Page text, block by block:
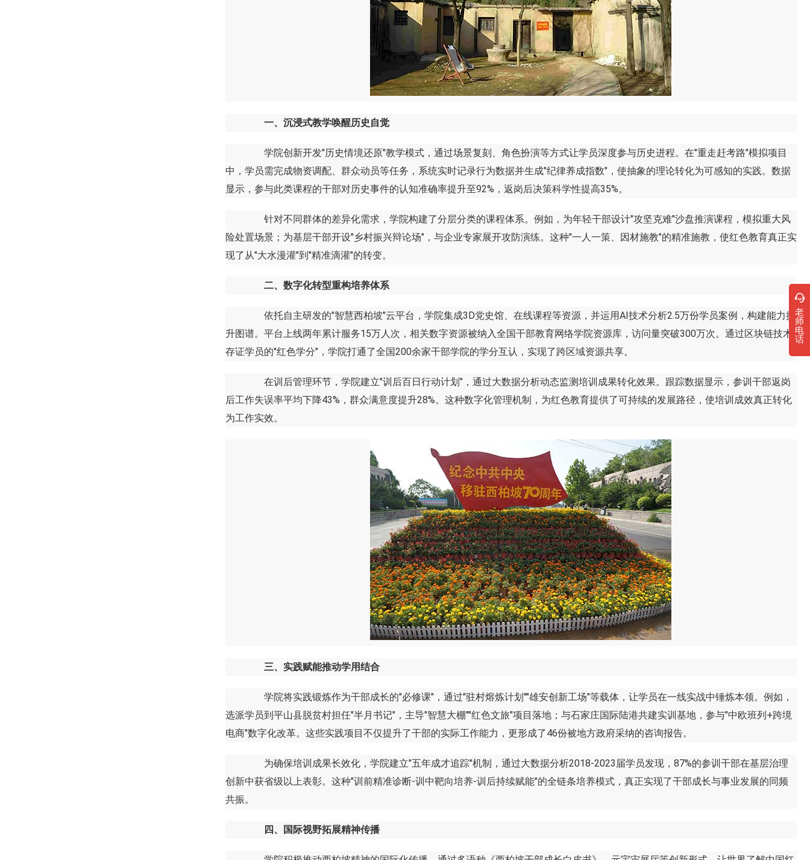
一、沉浸式教学唤醒历史自觉
学院创新开发"历史情境还原"教学模式，通过场景复刻、角色扮演等方式让学员深度参与历史进程。在"重走赶考路"模拟项目
中，学员需完成物资调配、群众动员等任务，系统实时记录行为数据并生成"纪律养成指数"，使抽象的理论转化为可感知的实践。数据
显示，参与此类课程的干部对历史事件的认知准确率提升至92%，返岗后决策科学性提高35%。
针对不同群体的差异化需求，学院构建了分层分类的课程体系。例如，为年轻干部设计"攻坚克难"沙盘推演课程，模拟重大风
险处置场景；为基层干部开设"乡村振兴辩论场"，与企业专家展开攻防演练。这种"一人一策、因材施教"的精准施教，使红色教育真正实
现了从"大水漫灌"到"精准滴灌"的转变。
二、数字化转型重构培养体系
依托自主研发的"智慧西柏坡"云平台，学院集成3D党史馆、在线课程等资源，并运用AI技术分析2.5万份学员案例，构建能力提
升图谱。平台上线两年累计服务15万人次，相关数字资源被纳入全国干部教育网络学院资源库，访问量突破300万次。通过区块链技术
存证学员的"红色学分"，学院打通了全国200余家干部学院的学分互认，实现了跨区域资源共享。
在训后管理环节，学院建立"训后百日行动计划"，通过大数据分析动态监测培训成果转化效果。跟踪数据显示，参训干部返岗
后工作失误率平均下降43%，群众满意度提升28%。这种数字化管理机制，为红色教育提供了可持续的发展路径，使培训成效真正转化
为工作实效。
三、实践赋能推动学用结合
学院将实践锻炼作为干部成长的"必修课"，通过"驻村熔炼计划""雄安创新工场"等载体，让学员在一线实战中锤炼本领。例如，
选派学员到平山县脱贫村担任"半月书记"，主导"智慧大棚""红色文旅"项目落地；与石家庄国际陆港共建实训基地，参与"中欧班列+跨境
电商"数字化改革。这些实践项目不仅提升了干部的实际工作能力，更形成了46份被地方政府采纳的咨询报告。
为确保培训成果长效化，学院建立"五年成才追踪"机制，通过大数据分析2018-2023届学员发现，87%的参训干部在基层治理
创新中获省级以上表彰。这种"训前精准诊断-训中靶向培养-训后持续赋能"的全链条培养模式，真正实现了干部成长与事业发展的同频
共振。
四、国际视野拓展精神传播
老
师
电
话